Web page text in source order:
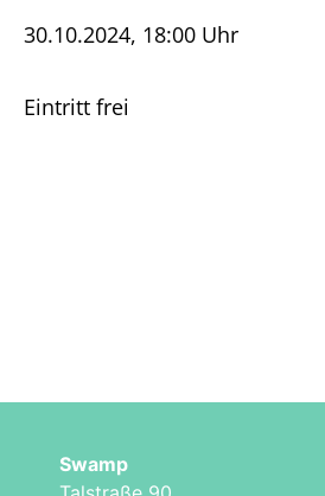
30.10.2024, 18:00 Uhr
Eintritt frei
Swamp